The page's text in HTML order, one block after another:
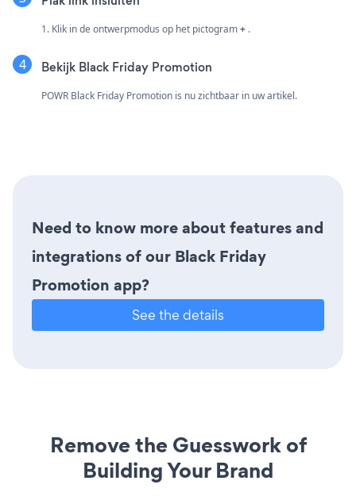
1. Klik in de ontwerpmodus op het pictogram+ .
Bekijk Black Friday Promotion
POWR Black Friday Promotion is nu zichtbaar in uw artikel.
Need to know more about features and
integrations of our Black Friday
Promotion app?
See the details
Remove the Guesswork of
Building Your Brand